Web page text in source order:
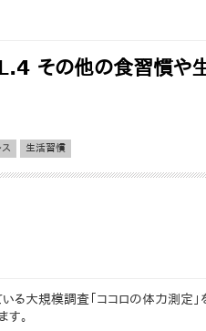
その他の食習慣や
ス 生活習慣
る大規模調査「ココロの体力測定」
す。